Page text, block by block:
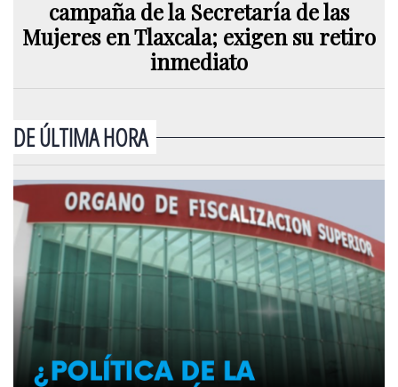
campaña de la Secretaría de las
Mujeres en Tlaxcala; exigen su retiro
inmediato
DE ÚLTIMA HORA